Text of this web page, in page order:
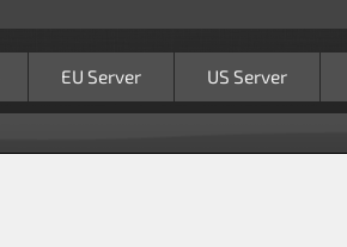
EU Server US Server